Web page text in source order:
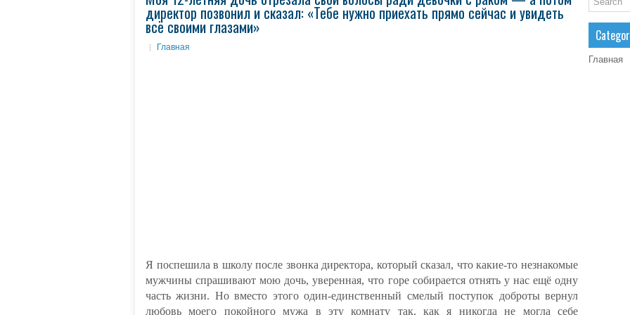
директор позвонил и сказал: «Тебе нужно приехать прямо сейчас и увидеть
всё своими глазами»
Главная
Я поспешила в школу после звонка директора, который сказал, что какие-то незнакомые
мужчины спрашивают мою дочь, уверенная, что горе собирается отнять у нас ещё одну
часть жизни. Но вместо этого один-единственный смелый поступок доброты вернул
любовь моего покойного мужа в эту комнату так, как я никогда не могла себе
Главная